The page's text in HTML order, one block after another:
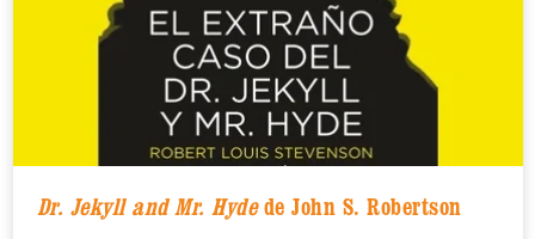
Dr. Jekyll and Mr. Hydede John S. Robertson